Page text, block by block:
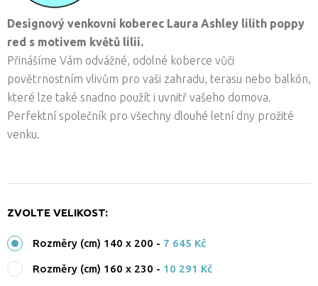
Designový venkovní koberec Laura Ashley lilith poppy
red s motivem květů lilií.
Přinášíme Vám odvážné, odolné koberce vůči
povětrnostním vlivům pro vaši zahradu, terasu nebo balkón,
které lze také snadno použít i uvnitř vašeho domova.
Perfektní společník pro všechny dlouhé letní dny prožité
venku.
ZVOLTE VELIKOST:
Rozměry (cm) 140 x 200 - 7 645 Kč
Rozměry (cm) 160 x 230 - 10 291 Kč